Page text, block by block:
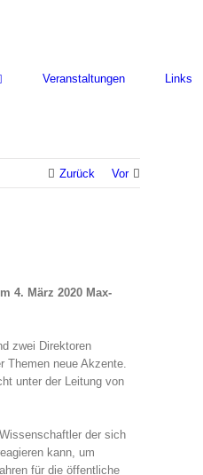
Veranstaltungen Links
Zurück Vor
4. März 2020 Max-
zwei Direktoren
Themen neue Akzente.
unter der Leitung von
der sich
kann, um
für die öffentliche